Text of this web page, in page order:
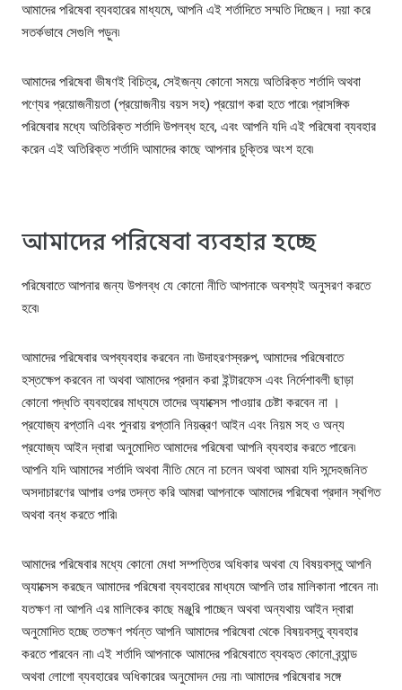
আমাদের পরিষেবা ব্যবহারের মাধ্যমে, আপনি এই শর্তাদিতে সম্মতি দিচ্ছেন। দয়া করে
সতর্কভাবে সেগুলি পড়ুন৷
আমাদের পরিষেবা ভীষণই বিচিত্র, সেইজন্য কোনো সময়ে অতিরিক্ত শর্তাদি অথবা
পণ্যের প্রয়োজনীয়তা (প্রয়োজনীয় বয়স সহ) প্রয়োগ করা হতে পারে৷ প্রাসঙ্গিক
পরিষেবার মধ্যে অতিরিক্ত শর্তাদি উপলব্ধ হবে, এবং আপনি যদি এই পরিষেবা ব্যবহার
করেন এই অতিরিক্ত শর্তাদি আমাদের কাছে আপনার চুক্তির অংশ হবে৷
আমাদের পরিষেবা ব্যবহার হচ্ছে
পরিষেবাতে আপনার জন্য উপলব্ধ যে কোনো নীতি আপনাকে অবশ্যই অনুসরণ করতে
হবে৷
আমাদের পরিষেবার অপব্যবহার করবেন না৷ উদাহরণস্বরুপ, আমাদের পরিষেবাতে
হস্তক্ষেপ করবেন না অথবা আমাদের প্রদান করা ইন্টারফেস এবং নির্দেশাবলী ছাড়া
কোনো পদ্ধতি ব্যবহারের মাধ্যমে তাদের অ্যাক্সেস পাওয়ার চেষ্টা করবেন না ।
প্রযোজ্য রপ্তানি এবং পুনরায় রপ্তানি নিয়ন্ত্রণ আইন এবং নিয়ম সহ ও অন্য
প্রযোজ্য আইন দ্বারা অনুমোদিত আমাদের পরিষেবা আপনি ব্যবহার করতে পারেন৷
আপনি যদি আমাদের শর্তাদি অথবা নীতি মেনে না চলেন অথবা আমরা যদি সন্দেহজনিত
অসদাচারণের আপার ওপর তদন্ত করি আমরা আপনাকে আমাদের পরিষেবা প্রদান স্থগিত
অথবা বন্ধ করতে পারি৷
আমাদের পরিষেবার মধ্যে কোনো মেধা সম্পত্তির অধিকার অথবা যে বিষয়বস্তু আপনি
অ্যাক্সেস করছেন আমাদের পরিষেবা ব্যবহারের মাধ্যমে আপনি তার মালিকানা পাবেন না৷
যতক্ষণ না আপনি এর মালিকের কাছে মঞ্জুরি পাচ্ছেন অথবা অন্যথায় আইন দ্বারা
অনুমোদিত হচ্ছে ততক্ষণ পর্যন্ত আপনি আমাদের পরিষেবা থেকে বিষয়বস্তু ব্যবহার
করতে পারবেন না৷ এই শর্তাদি আপনাকে আমাদের পরিষেবাতে ব্যবহৃত কোনো ব্র্যান্ড
অথবা লোগো ব্যবহারের অধিকারের অনুমোদন দেয় না৷ আমাদের পরিষেবার সঙ্গে